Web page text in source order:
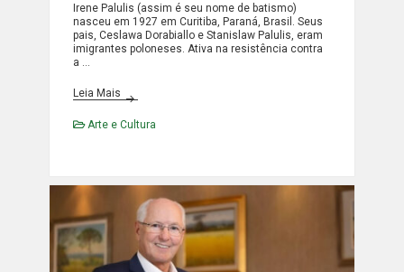
Irene Palulis (assim é seu nome de batismo)
nasceu em 1927 em Curitiba, Paraná, Brasil. Seus
pais, Ceslawa Dorabiallo e Stanislaw Palulis, eram
imigrantes poloneses. Ativa na resistência contra
a …
Leia Mais
Arte e Cultura